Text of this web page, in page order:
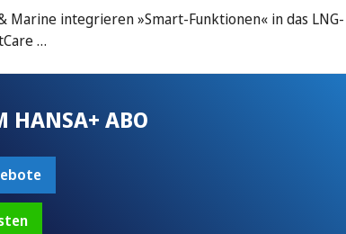
Marine integrieren »Smart-Funktionen« in das LNG-
…
HANSA+ ABO